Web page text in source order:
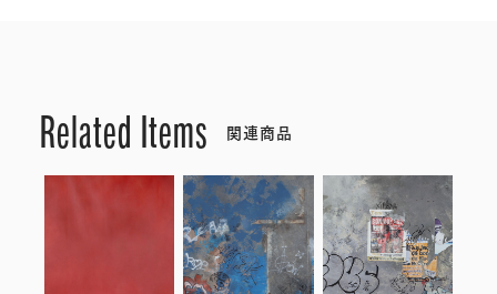
Related Items 関連商品